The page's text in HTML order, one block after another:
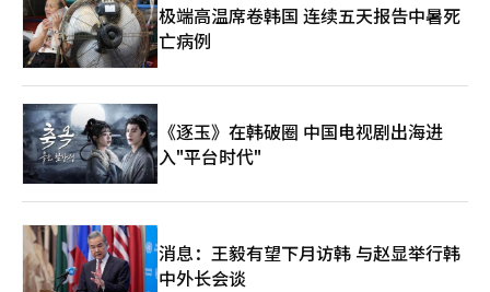
极端高温席卷韩国 连续五天报告中暑死
亡病例
《逐玉》在韩破圈 中国电视剧出海进
入"平台时代"
消息：王毅有望下月访韩 与赵显举行韩
中外长会谈